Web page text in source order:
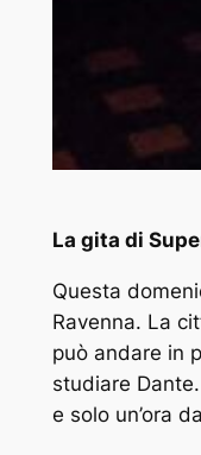
La gita di
Questa
Ravenna. La
può andare in
studiare
e solo un’ora